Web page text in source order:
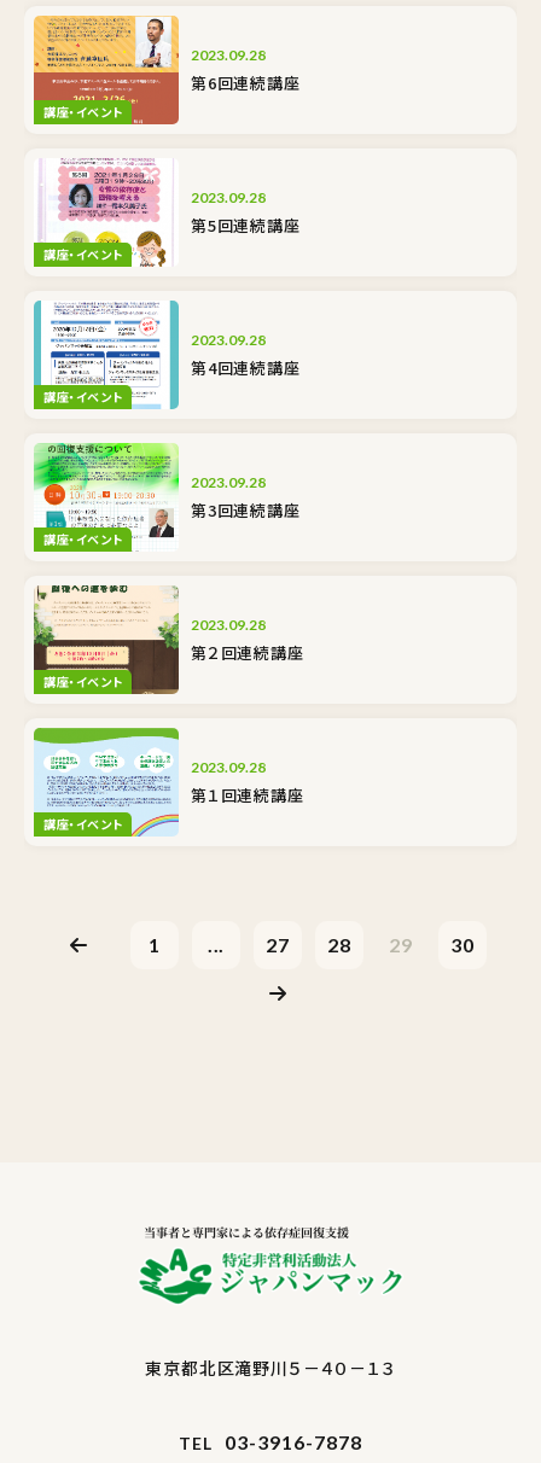
講座・イベント
2023.09.28
第6回連続講座
講座・イベント
2023.09.28
第5回連続講座
講座・イベント
2023.09.28
第4回連続講座
講座・イベント
2023.09.28
第3回連続講座
講座・イベント
2023.09.28
第２回連続講座
講座・イベント
2023.09.28
第１回連続講座
1 ... 27 28 29 30
東京都北区滝野川５－４０－１３
TEL 03-3916-7878